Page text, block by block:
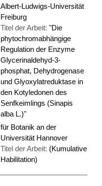
Albert-Ludwigs-Universität
Freiburg
Titel der Arbeit: "Die
phytochromabhängige
Regulation der Enzyme
Glycerinaldehyd-3-
phosphat, Dehydrogenase
und Glyoxylatreduktase in
den Kotyledonen des
Senfkeimlings (Sinapis
alba L.)"
für Botanik an der
Universität Hannover
Titel der Arbeit: (Kumulative
Habilitation)